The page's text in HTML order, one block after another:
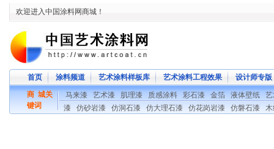
欢迎进入中国涂料网商城！
首页 涂料频道 艺术涂料样板库 艺术涂料工程效果
设计师专版
商 城关
键词
马来漆 艺术漆 肌理漆 质感涂料 彩石漆 金箔 液体壁纸
漆
仿砂岩漆 仿洞石漆 仿大理石漆 仿花岗岩漆 仿磐石漆